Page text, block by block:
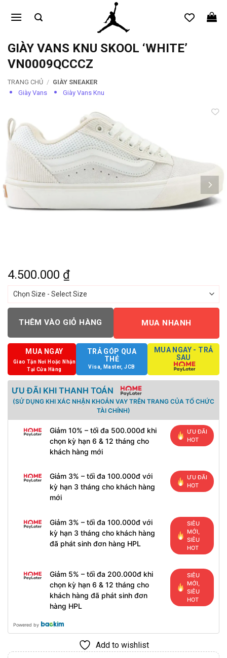
qua
dungGIÀY VANS KNU SKOOL ‘WHITE’
VN0009QCCCZ
TRANG CHỦ / GIÀY SNEAKER
Giày Vans
Giày Vans Knu
4.500.000 ₫
THÊM VÀO GIỎ HÀNG MUA NHANH
MUA NGAY
Giao Tận Nơi Hoặc Nhận
Tại Cửa Hàng
TRẢ GÓP QUA
THẺ
Visa, Master, JCB
MUA NGAY - TRẢ
SAU
ƯU ĐÃI KHI THANH TOÁN
(SỬ DỤNG KHI XÁC NHẬN KHOẢN VAY TRÊN TRANG CỦA TỔ CHỨC
TÀI CHÍNH)
Giảm 10% – tối đa 500.000đ khi
chọn kỳ hạn 6 & 12 tháng cho
khách hàng mới
ƯU ĐÃI
HOT
Giảm 3% – tối đa 100.000đ với
kỳ hạn 3 tháng cho khách hàng
mới
ƯU ĐÃI
HOT
Giảm 3% – tối đa 100.000đ với
kỳ hạn 3 tháng cho khách hàng
đã phát sinh đơn hàng HPL
SIÊU
MỚI,
SIÊU
HOT
Giảm 5% – tối đa 200.000đ khi
chọn kỳ hạn 6 & 12 tháng cho
khách hàng đã phát sinh đơn
hàng HPL
SIÊU
MỚI,
SIÊU
HOT
Powered by
Add to wishlist